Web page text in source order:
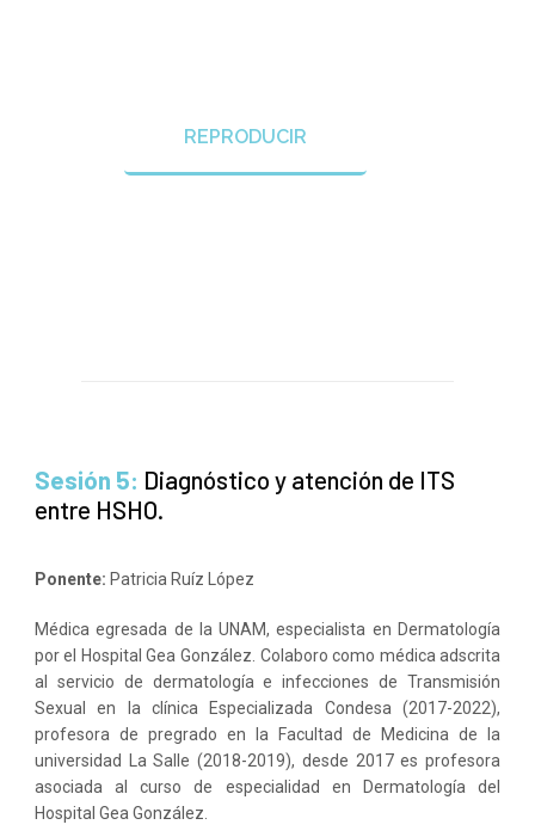
REPRODUCIR
Sesión 5: Diagnóstico y atención de ITS
entre HSHO.
Ponente: Patricia Ruíz López
Médica egresada de la UNAM, especialista en Dermatología
por el Hospital Gea González. Colaboro como médica adscrita
al servicio de dermatología e infecciones de Transmisión
Sexual en la clínica Especializada Condesa (2017-2022),
profesora de pregrado en la Facultad de Medicina de la
universidad La Salle (2018-2019), desde 2017 es profesora
asociada al curso de especialidad en Dermatología del
Hospital Gea González.